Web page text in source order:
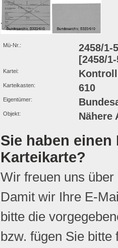
Mü-Nr.:
2458/1-
[2458/
Kartei:
Karteikasten: 610
Eigentümer:
Objekt: Nähere
Sie haben
Karteikarte?
Wir freuen uns
Damit wir Ihre E-
bitte die
bzw. fügen Sie